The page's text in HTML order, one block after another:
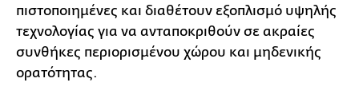
πιστοποιημένες και διαθέτουν εξοπλισμό υψηλής
τεχνολογίας για να ανταποκριθούν σε ακραίες
συνθήκες περιορισμένου χώρου και μηδενικής
ορατότητας.